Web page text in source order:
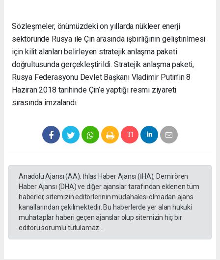
Sözleşmeler, önümüzdeki on yıllarda nükleer enerji
sektöründe Rusya ile Çin arasında işbirliğinin geliştirilmesi
için kilit alanları belirleyen stratejik anlaşma paketi
doğrultusunda gerçekleştirildi. Stratejik anlaşma paketi,
Rusya Federasyonu Devlet Başkanı Vladimir Putin’in 8
Haziran 2018 tarihinde Çin’e yaptığı resmi ziyareti
sırasında imzalandı.
Anadolu Ajansı (AA), İhlas Haber Ajansı (İHA), Demirören
Haber Ajansı (DHA) ve diğer ajanslar tarafından eklenen tüm
haberler, sitemizin editörlerinin müdahalesi olmadan ajans
kanallarından çekilmektedir. Bu haberlerde yer alan hukuki
muhataplar haberi geçen ajanslar olup sitemizin hiç bir
editörü sorumlu tutulamaz...